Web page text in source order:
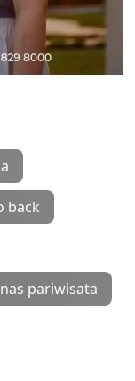
back
pariwisata